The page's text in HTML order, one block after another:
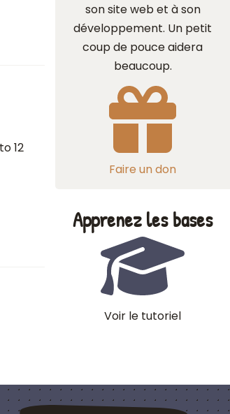
12
son site web et à son
développement. Un petit
coup de pouce aidera
beaucoup.
Faire un don
Apprenez les bases
Voir le tutoriel